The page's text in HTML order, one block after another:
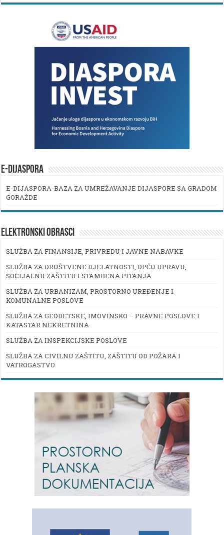
E-DIJASPORA
E-DIJASPORA-BAZA ZA UMREŽAVANJE DIJASPORE SA GRADOM
GORAŽDE
ELEKTRONSKI OBRASCI
SLUŽBA ZA FINANSIJE, PRIVREDU I JAVNE NABAVKE
SLUŽBA ZA DRUŠTVENE DJELATNOSTI, OPĆU UPRAVU,
SOCIJALNU ZAŠTITU I STAMBENA PITANJA
SLUŽBA ZA URBANIZAM, PROSTORNO UREĐENJE I
KOMUNALNE POSLOVE
SLUŽBA ZA GEODETSKE, IMOVINSKO – PRAVNE POSLOVE I
KATASTAR NEKRETNINA
SLUŽBA ZA INSPEKCIJSKE POSLOVE
SLUŽBA ZA CIVILNU ZAŠTITU, ZAŠTITU OD POŽARA I
VATROGASTVO